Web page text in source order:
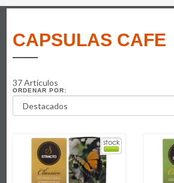
CAPSULAS CAFE
37 Artículos
ORDENAR POR: